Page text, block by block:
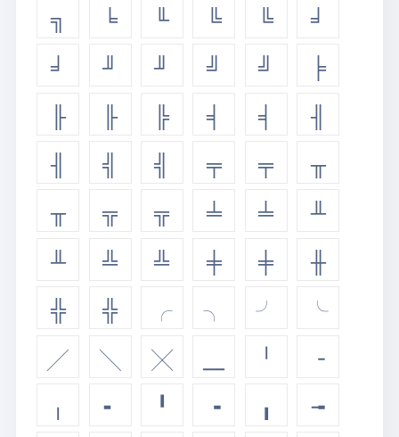
╗
╘ ╙ ╚ ╚
╛
╛
╜ ╜ ╝ ╝
╞
╟
╟ ╠ ╡ ╡
╢
╢
╣ ╣ ╤ ╤
╥
╥
╦ ╦ ╧ ╧
╨
╨
╩ ╩ ╪ ╪
╫
╬
╬ ╭ ╮ ╯
╰
╱
╲ ╳ ╵
╶
╷
╸ ╹ ╺ ╻
╼